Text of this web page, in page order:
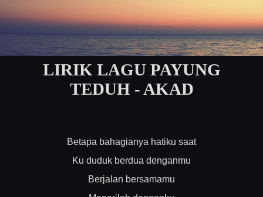
LIRIK LAGU PAYUNG
TEDUH - AKAD
Betapa bahagianya hatiku saat
Ku duduk berdua denganmu
Berjalan bersamamu